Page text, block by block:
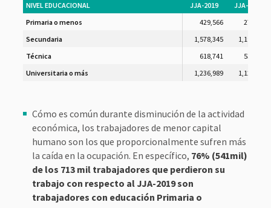
NIVEL EDUCACIONAL
JJA-2019
JJA-2020
Primaria o menos
429,566
272,681
Secundaria
1,578,345
1,194,081
Técnica
618,741
539,623
Universitaria o más
1,236,989 1,123,337
Cómo es común durante disminución de la actividad
económica, los trabajadores de menor capital
humano son los que proporcionalmente sufren más
la caída en la ocupación. En específico, 76% (541mil)
de los 713 mil trabajadores que perdieron su
trabajo con respecto al JJA-2019 son
trabajadores con educación Primaria o